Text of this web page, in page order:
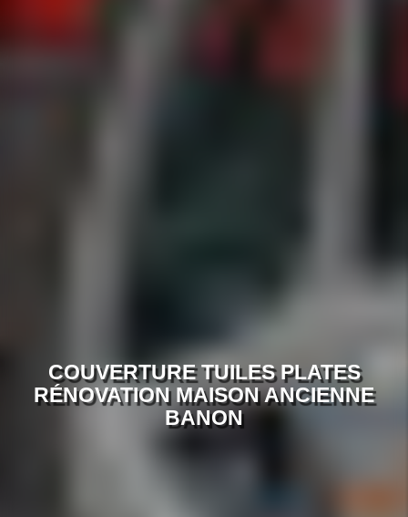
COUVERTURE TUILES PLATES
RÉNOVATION MAISON ANCIENNE
BANON